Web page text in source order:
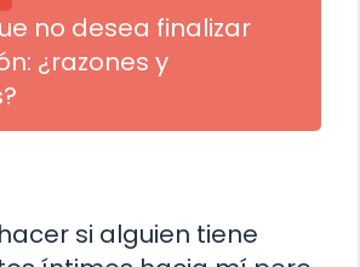
no desea finalizar
¿razones y
si alguien tiene